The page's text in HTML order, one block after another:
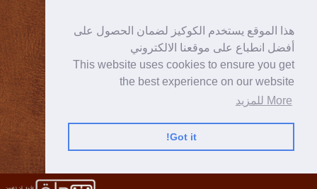
هذا الموقع يستخدم الكوكيز لضمان الحصول على
أفضل انطباع على موقعنا الالكتروني
This website uses cookies to ensure you get
the best experience on our website
More للمزيد
Got it!